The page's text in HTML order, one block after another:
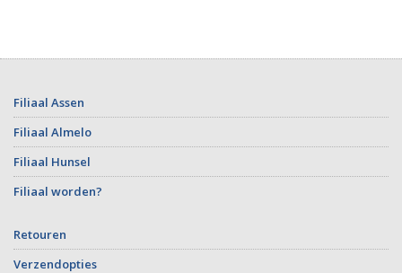
Filiaal Assen
Filiaal Almelo
Filiaal Hunsel
Filiaal worden?
Retouren
Verzendopties